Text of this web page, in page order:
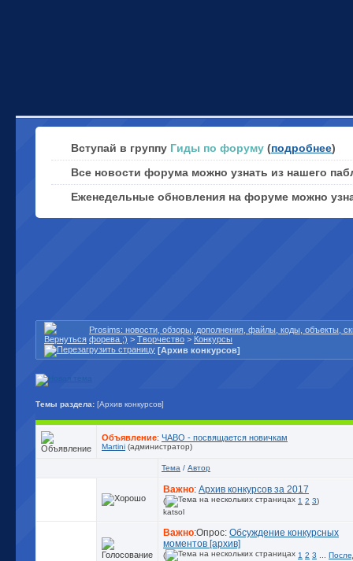
Вступай в группу Гиды по форуму (подробнее)
Все новости форума можно узнать из нашего
Еженедельные обновления на форуме можно
Prosims: новости, обзоры, дополнения, файлы, коды, объекты,
форева ;) > Творчество > Конкурсы
[Архив конкурсов]
Темы раздела: [Архив конкурсов]
Объявление: ЧАВО - посвящается новичкам
Martini (администратор)
Тема / Автор
Важно: Архив конкурсов за 2017
( 1 2 3)
katsol
Важно:Опрос: Обсуждение конкурсных
моментов [архив]
( 1 2 3